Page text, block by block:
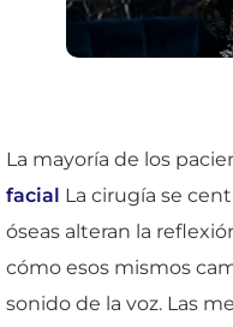
La mayoría de los
facial La cirugía se
óseas alteran la
cómo esos mismos
sonido de la voz. Las